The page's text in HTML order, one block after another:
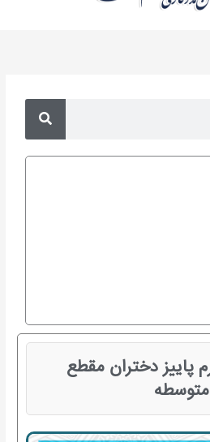
Search
پاییز دختران مقطع
متوسطه